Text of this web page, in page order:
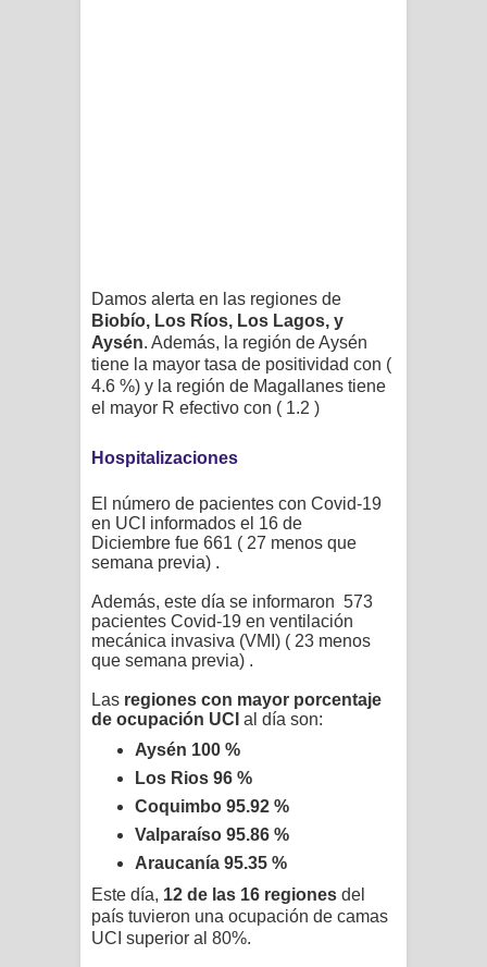
Damos alerta en las regiones de
Biobío, Los Ríos, Los Lagos, y
Aysén. Además, la región de Aysén
tiene la mayor tasa de positividad con (
4.6 %) y la región de Magallanes tiene
el mayor R efectivo con ( 1.2 )
Hospitalizaciones
El número de pacientes con Covid-19
en UCI informados el 16 de
Diciembre fue 661 ( 27 menos que
semana previa) .
Además, este día se informaron 573
pacientes Covid-19 en ventilación
mecánica invasiva (VMI) ( 23 menos
que semana previa) .
Las regiones con mayor porcentaje
de ocupación UCI al día son:
Aysén 100 %
Los Rios 96 %
Coquimbo 95.92 %
Valparaíso 95.86 %
Araucanía 95.35 %
Este día, 12 de las 16 regiones del
país tuvieron una ocupación de camas
UCI superior al 80%.